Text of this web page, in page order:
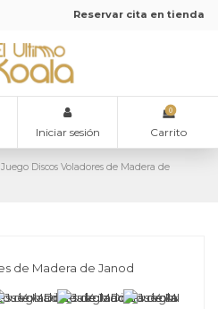
Reservar cita en tienda
Iniciar sesión
0
Carrito
Juego Discos Voladores de Madera de